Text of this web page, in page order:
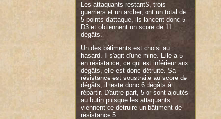
Les attaquants restantS, trois
guerriers et un archer, ont un total de
5 points d'attaque, ils lancent donc 5
D3 et obtiennent un score de 11
dégâts.
Un des bâtiments est choisi au
hasard. Il s'agit d'une mine. Elle a 5
en résistance, ce qui est inférieur aux
dégâts, elle est donc détruite. Sa
résistance est soustraite au score de
dégâts, il reste donc 6 dégâts à
répartir. D'autre part, 5 or sont ajoutés
au butin puisque les attaquants
viennent de détruire un bâtiment de
résistance 5.